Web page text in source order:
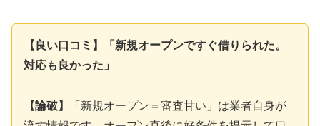
【良い口コミ】「新規オープンですぐ借りられた。
対応も良かった」
【論破】
「新規オープン＝審査甘い」は業者自身が